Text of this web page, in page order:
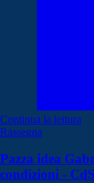
Continua la lettura
Rassegna
Pazza idea
condizioni - CdS